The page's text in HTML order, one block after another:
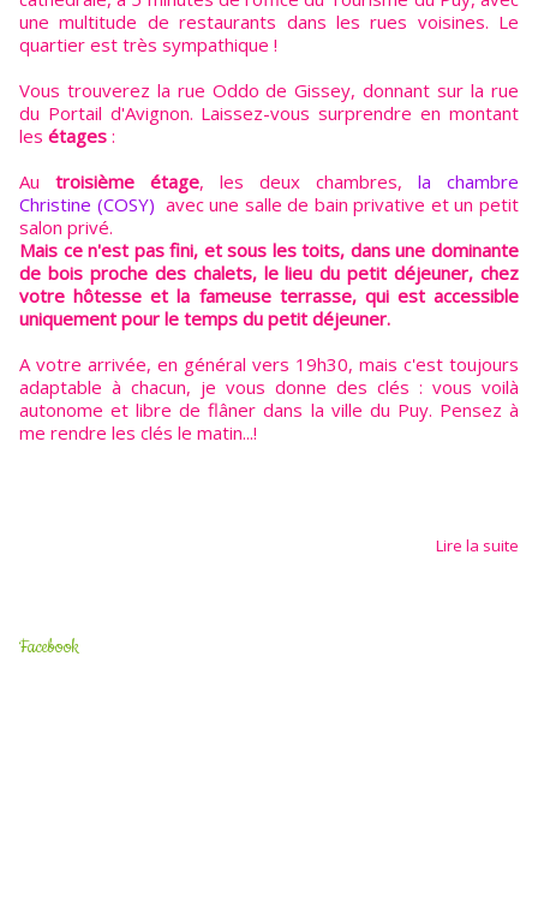
une multitude de restaurants dans les rues voisines. Le
quartier est très sympathique !
Vous trouverez la rue Oddo de Gissey, donnant sur la rue
du Portail d'Avignon. Laissez-vous surprendre en montant
les étages :
Au troisième étage, les deux chambres, la chambre
Christine (COSY) avec une salle de bain privative et un petit
salon privé.
Mais ce n'est pas fini, et sous les toits, dans une dominante
de bois proche des chalets, le lieu du petit déjeuner, chez
votre hôtesse et la fameuse terrasse, qui est accessible
uniquement pour le temps du petit déjeuner.
A votre arrivée, en général vers 19h30, mais c'est toujours
adaptable à chacun, je vous donne des clés : vous voilà
autonome et libre de flâner dans la ville du Puy. Pensez à
me rendre les clés le matin...!
Lire la suite
Facebook